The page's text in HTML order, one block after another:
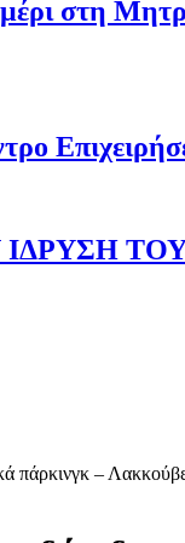
στη
πάρκινγκ –